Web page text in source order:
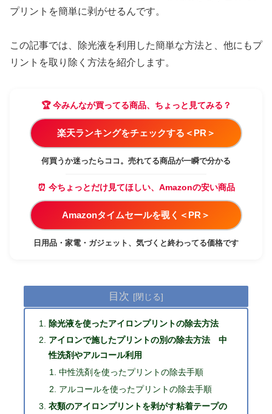
プリントを簡単に剥がせるんです。
この記事では、除光液を利用した簡単な方法と、他にもプ
リントを取り除く方法を紹介します。
🏆 今みんなが買ってる商品、ちょっと見てみる？
楽天ランキングをチェックする＜PR＞
何買うか迷ったらココ。売れてる商品が一瞬で分かる
⏰ 今ちょっとだけ見てほしい、Amazonの安い商品
Amazonタイムセールを覗く＜PR＞
日用品・家電・ガジェット、気づくと終わってる価格です
目次
除光液を使ったアイロンプリントの除去方法
アイロンで施したプリントの別の除去方法 中
性洗剤やアルコール利用
中性洗剤を使ったプリントの除去手順
アルコールを使ったプリントの除去手順
衣類のアイロンプリントを剥がす粘着テープの